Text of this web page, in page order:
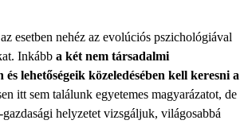
esetben nehéz az evolúciós pszichológiával
Inkább a két nem társadalmi
és lehetőségeik közeledésében kell keresni a
itt sem találunk egyetemes magyarázatot, de
helyzetet vizsgáljuk, világosabbá